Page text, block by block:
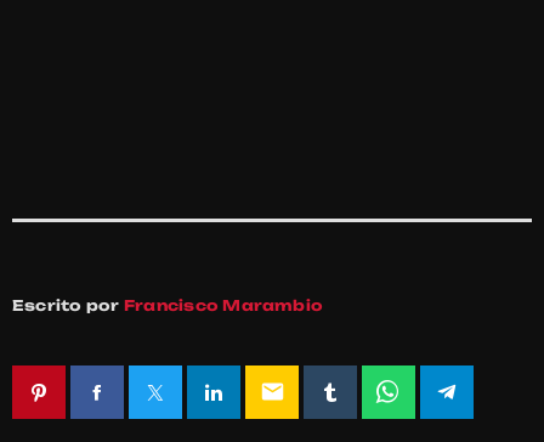
Escrito por Francisco Marambio
email